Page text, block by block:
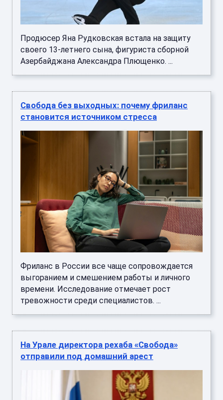
Продюсер Яна Рудковская встала на защиту
своего 13-летнего сына, фигуриста сборной
Азербайджана Александра Плющенко. ...
Свобода без выходных: почему фриланс
становится источником стресса
Фриланс в России все чаще сопровождается
выгоранием и смешением работы и личного
времени. Исследование отмечает рост
тревожности среди специалистов. ...
На Урале директора рехаба «Свобода»
отправили под домашний арест